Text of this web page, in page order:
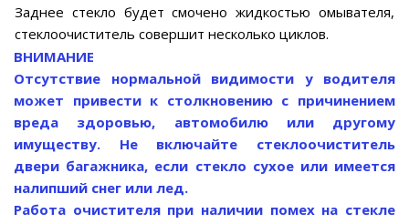
Заднее стекло будет смочено жидкостью омывателя,
стеклоочиститель совершит несколько циклов.
ВНИМАНИЕ
Отсутствие нормальной видимости у водителя
может привести к столкновению с причинением
вреда здоровью, автомобилю или другому
имуществу. Не включайте стеклоочиститель
двери багажника, если стекло сухое или имеется
налипший снег или лед.
Работа очистителя при наличии помех на стекле